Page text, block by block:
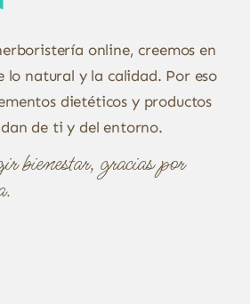
online, creemos en
lo natural y la calidad. Por eso
dietéticos y productos
de ti y del entorno.
bienestar, gracias por